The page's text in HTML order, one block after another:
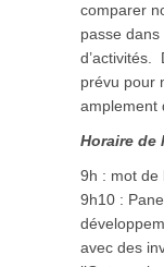
comparer
passe
d’activités.
prévu pour
amplement
Horaire de
9h : mot de
9h10 :
avec des